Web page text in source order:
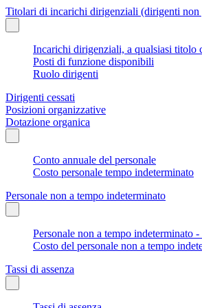
Titolari di incarichi dirigenziali (dirigenti non
Incarichi dirigenziali, a qualsiasi titolo
Posti di funzione disponibili
Ruolo dirigenti
Dirigenti cessati
Posizioni organizzative
Dotazione organica
Conto annuale del personale
Costo personale tempo indeterminato
Personale non a tempo indeterminato
Personale non a tempo indeterminato
Costo del personale non a tempo
Tassi di assenza